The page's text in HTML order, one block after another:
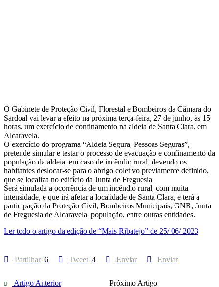
O Gabinete de Proteção Civil, Florestal e Bombeiros da Câmara do
Sardoal vai levar a efeito na próxima terça-feira, 27 de junho, às 15
horas, um exercício de confinamento na aldeia de Santa Clara, em
Alcaravela.
O exercício do programa “Aldeia Segura, Pessoas Seguras”,
pretende simular e testar o processo de evacuação e confinamento da
população da aldeia, em caso de incêndio rural, devendo os
habitantes deslocar-se para o abrigo coletivo previamente definido,
que se localiza no edifício da Junta de Freguesia.
Será simulada a ocorrência de um incêndio rural, com muita
intensidade, e que irá afetar a localidade de Santa Clara, e terá a
participação da Proteção Civil, Bombeiros Municipais, GNR, Junta
de Freguesia de Alcaravela, população, entre outras entidades.
Ler todo o artigo da edição de “Mais Ribatejo” de 25/ 06/ 2023
Partilhar 6 Tweet 4 Enviar Enviar
Artigo Anterior Próximo Artigo